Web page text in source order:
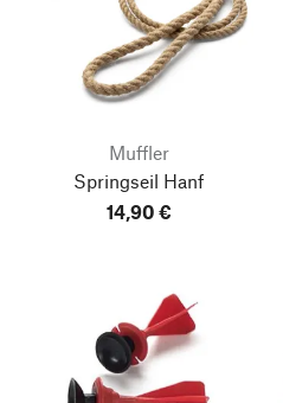
Muffler
Springseil Hanf
14,90 €